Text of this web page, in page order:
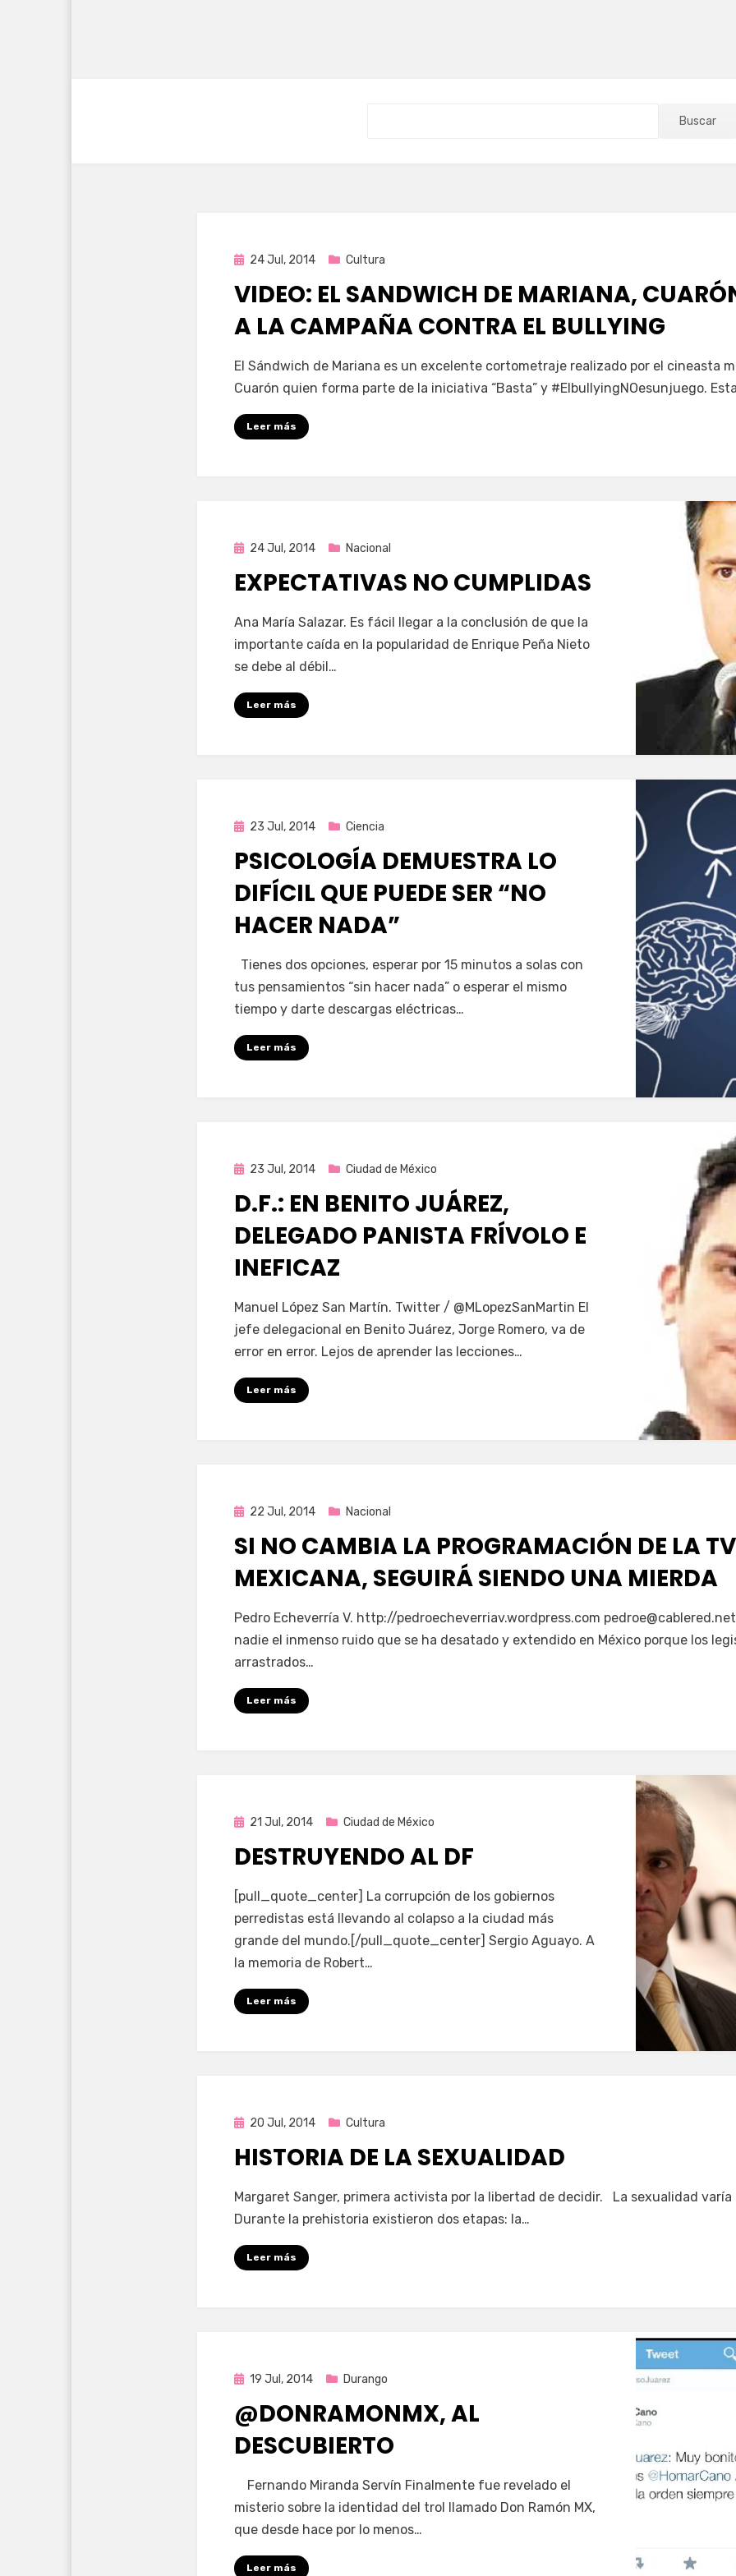
Buscar
Publicada
24 Jul, 2014 Cultura
VIDEO: EL SANDWICH DE MARIANA,
A LA CAMPAÑA CONTRA EL BULLYING
porEnrique
El Sándwich de Mariana es un excelente cortometraje realizado por el cineasta
Cuarón quien forma parte de la iniciativa “Basta” y #ElbullyingNOesunjuego.
Leer más
Publicada
24 Jul, 2014 Nacional
EXPECTATIVAS NO CUMPLIDAS
porEnrique
Ana María Salazar. Es fácil llegar a la conclusión de que la
importante caída en la popularidad de Enrique Peña Nieto
se debe al débil…
Leer más
Publicada
23 Jul, 2014 Ciencia
PSICOLOGÍA DEMUESTRA LO
DIFÍCIL QUE PUEDE SER “NO
HACER NADA”
porEnrique
Tienes dos opciones, esperar por 15 minutos a solas con
tus pensamientos “sin hacer nada” o esperar el mismo
tiempo y darte descargas eléctricas…
Leer más
Publicada
23 Jul, 2014 Ciudad de México
D.F.: EN BENITO JUÁREZ,
DELEGADO PANISTA FRÍVOLO E
INEFICAZ
porEnrique
Manuel López San Martín. Twitter / @MLopezSanMartin El
jefe delegacional en Benito Juárez, Jorge Romero, va de
error en error. Lejos de aprender las lecciones…
Leer más
Publicada
22 Jul, 2014 Nacional
SI NO CAMBIA LA PROGRAMACIÓN DE LA TV
MEXICANA, SEGUIRÁ SIENDO UNA MIERDA
por Enrique
Pedro Echeverría V. http://pedroecheverriav.wordpress.com
nadie el inmenso ruido que se ha desatado y extendido en México porque los
arrastrados…
Leer más
Publicada
21 Jul, 2014 Ciudad de México
DESTRUYENDO AL DF
por Enrique
[pull_quote_center] La corrupción de los gobiernos
perredistas está llevando al colapso a la ciudad más
grande del mundo.[/pull_quote_center] Sergio Aguayo. A
la memoria de Robert…
Leer más
Publicada
20 Jul, 2014 Cultura
HISTORIA DE LA SEXUALIDAD
porEnrique
Margaret Sanger, primera activista por la libertad de decidir. La sexualidad
Durante la prehistoria existieron dos etapas: la…
Leer más
Publicada
19 Jul, 2014 Durango
@DONRAMONMX, AL
DESCUBIERTO
porEnrique
Fernando Miranda Servín Finalmente fue revelado el
misterio sobre la identidad del trol llamado Don Ramón MX,
que desde hace por lo menos…
Leer más